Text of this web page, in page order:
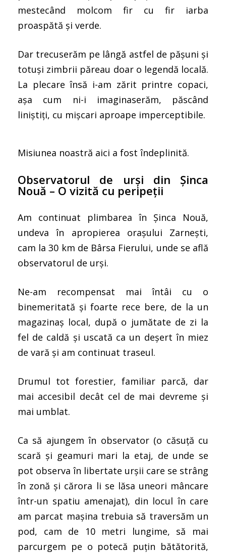
mestecând molcom fir cu fir iarba
proaspătă și verde.
Dar trecuserăm pe lângă astfel de pășuni și
totuși zimbrii păreau doar o legendă locală.
La plecare însă i-am zărit printre copaci,
așa cum ni-i imaginaserăm, păscând
liniștiți, cu mișcari aproape imperceptibile.
Misiunea noastră aici a fost îndeplinită.
Observatorul de urși din Șinca
Nouă – O vizită cu peripeții
Am continuat plimbarea în Șinca Nouă,
undeva în apropierea orașului Zarnești,
cam la 30 km de Bârsa Fierului, unde se află
observatorul de urși.
Ne-am recompensat mai întâi cu o
binemeritată și foarte rece bere, de la un
magazinaș local, după o jumătate de zi la
fel de caldă și uscată ca un deșert în miez
de vară și am continuat traseul.
Drumul tot forestier, familiar parcă, dar
mai accesibil decât cel de mai devreme și
mai umblat.
Ca să ajungem în observator (o căsuță cu
scară și geamuri mari la etaj, de unde se
pot observa în libertate urșii care se strâng
în zonă și cărora li se lăsa uneori mâncare
într-un spatiu amenajat), din locul în care
am parcat mașina trebuia să traversăm un
pod, cam de 10 metri lungime, să mai
parcurgem pe o potecă puțin bătătorită,